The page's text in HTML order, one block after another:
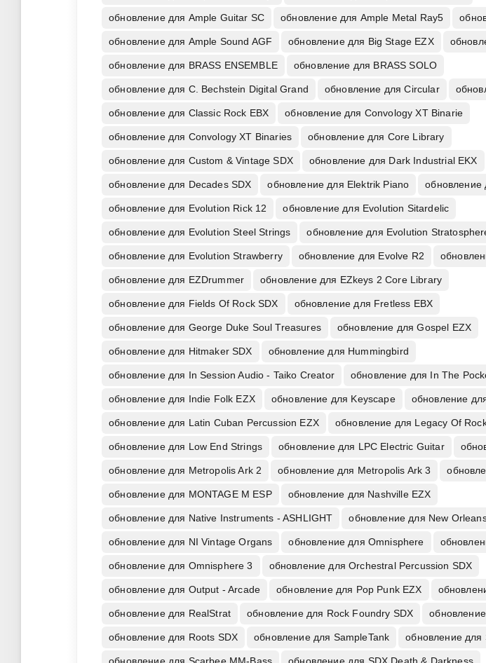
обновление для Ample Guitar SC обновление для Ample Metal Ray5
обновление для Ample Sound AGF обновление для Big Stage EZX
обновление для BRASS ENSEMBLE обновление для BRASS SOLO
обновление для C. Bechstein Digital Grand обновление для Circular
обновление для Classic Rock EBX обновление для Convology XT Binarie
обновление для Convology XT Binaries обновление для Core Library
обновление для Custom & Vintage SDX обновление для Dark Industrial EKX
обновление для Decades SDX обновление для Elektrik Piano обновление
обновление для Evolution Rick 12 обновление для Evolution Sitardelic
обновление для Evolution Steel Strings обновление для Evolution
обновление для Evolution Strawberry обновление для Evolve R2
обновление для EZDrummer обновление для EZkeys 2 Core Library
обновление для Fields Of Rock SDX обновление для Fretless EBX
обновление для George Duke Soul Treasures обновление для Gospel EZX
обновление для Hitmaker SDX обновление для Hummingbird
обновление для In Session Audio - Taiko Creator обновление для In The
обновление для Indie Folk EZX обновление для Keyscape обновление
обновление для Latin Cuban Percussion EZX обновление для Legacy Of
обновление для Low End Strings обновление для LPC Electric Guitar
обновление для Metropolis Ark 2 обновление для Metropolis Ark 3
обновление для MONTAGE M ESP обновление для Nashville EZX
обновление для Native Instruments - ASHLIGHT обновление для New
обновление для NI Vintage Organs обновление для Omnisphere
обновление для Omnisphere 3 обновление для Orchestral Percussion SDX
обновление для Output - Arcade обновление для Pop Punk EZX
обновление для RealStrat обновление для Rock Foundry SDX
обновление для Roots SDX обновление для SampleTank обновление для
обновление для Scarbee MM-Bass обновление для SDX Death & Darkness